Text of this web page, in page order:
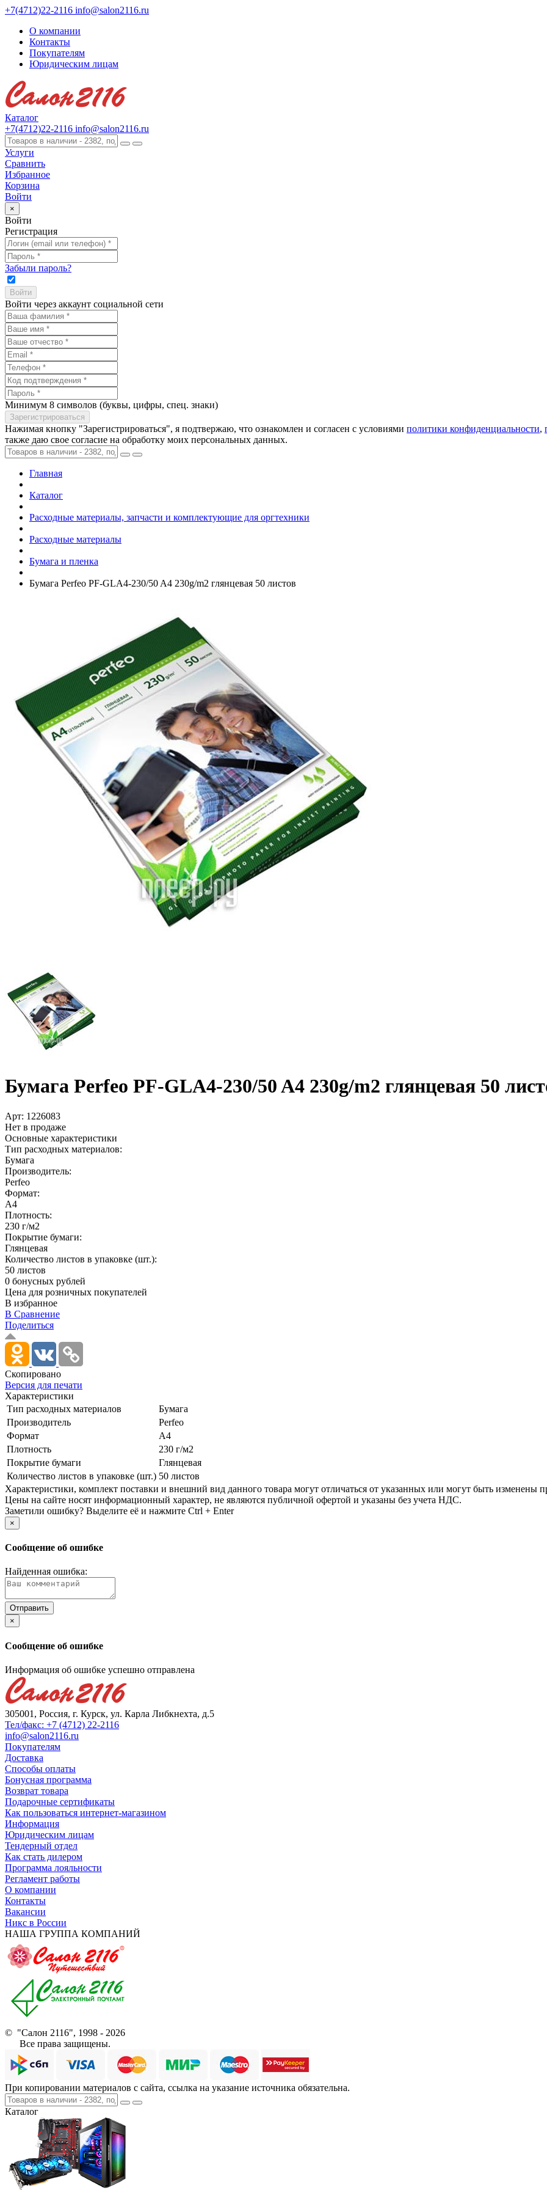
+7(4712)22-2116 info@salon2116.ru
О компании
Контакты
Покупателям
Юридическим лицам
Каталог
+7(4712)22-2116 info@salon2116.ru
Услуги
Сравнить
Избранное
Корзина
Войти
×
Войти
Регистрация
Забыли пароль?
Войти через аккаунт социальной сети
Минимум 8 символов (буквы, цифры, спец. знаки)
Нажимая кнопку "Зарегистрироваться", я подтвержаю, что ознакомлен и согласен с условиями политики конфиденциальности,
также даю свое согласие на обработку моих персональных данных.
Главная
Каталог
Расходные материалы, запчасти и комплектующие для оргтехники
Расходные материалы
Бумага и пленка
Бумага Perfeo PF-GLA4-230/­50 A4 230g/­m2 глянцевая 50 листов
Бумага Perfeo PF-GLA4-230/­50 A4 230g/­m2 глянцевая 50
Арт: 1226083
Нет в продаже
Основные характеристики
Тип расходных материалов:
Бумага
Производитель:
Perfeo
Формат:
A4
Плотность:
230 г/м2
Покрытие бумаги:
Глянцевая
Количество листов в упаковке (шт.):
50 листов
0 бонусных рублей
Цена для розничных покупателей
В избранное
В Сравнение
Поделиться
Скопировано
Версия для печати
Характеристики
Тип расходных материалов
Бумага
Производитель
Perfeo
Формат
A4
Плотность
230 г/­м2
Покрытие бумаги
Глянцевая
Количество листов в упаковке (шт.) 50 листов
Xарактеристики, комплект поставки и внешний вид данного товара могут отличаться от указанных или могут быть изменены
Цены на сайте носят информационный характер, не являются публичной офертой и указаны без учета НДС.
Заметили ошибку? Выделите её и нажмите Ctrl + Enter
×
Сообщение об ошибке
Найденная ошибка:
×
Сообщение об ошибке
Информация об ошибке успешно отправлена
305001, Россия, г. Курск, ул. Карла Либкнехта, д.5
Тел/факс: +7 (4712) 22-2116
info@salon2116.ru
Покупателям
Доставка
Способы оплаты
Бонусная программа
Возврат товара
Подарочные сертификаты
Как пользоваться интернет-магазином
Информация
Юридическим лицам
Тендерный отдел
Как стать дилером
Программа лояльности
Регламент работы
О компании
Контакты
Вакансии
Никс в России
НАША ГРУППА КОМПАНИЙ
© "Салон 2116", 1998 - 2026
Все права защищены.
При копировании материалов с сайта, ссылка на указание источника обязательна.
Каталог